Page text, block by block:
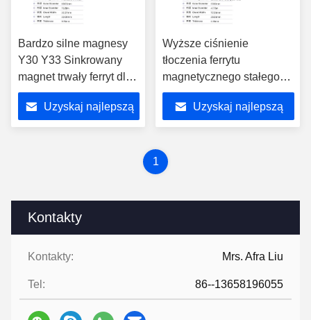
Kontakty
Kontakty: Mrs. Afra Liu
Tel: 86--13658196055
Bardzo silne magnesy
Y30 Y33 Sinkrowany
magnet trwały ferryt dla
silników wentylatorów
W1123AUzyskaj najlepszą
Wyższe ciśnienie
tłoczenia ferrytu
magnetycznego stałego
dla silników
motocyklowych W029H
Uzyskaj najlepszą
1